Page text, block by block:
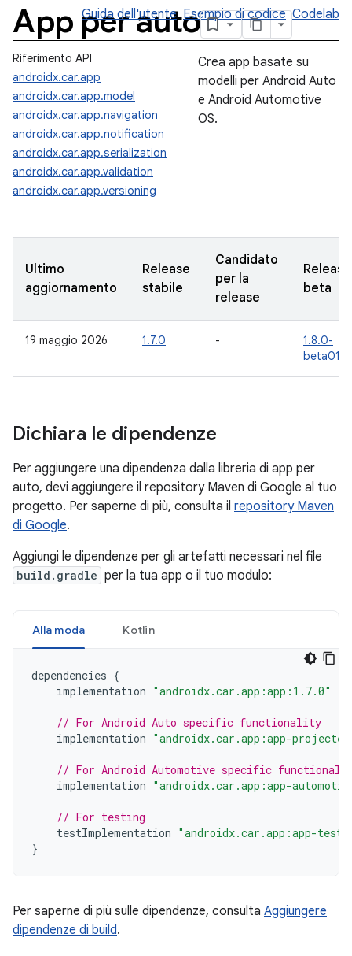
App per auto
Guida dell'utente Esempio di codice Codelab
Riferimento API
androidx.car.app
androidx.car.app.model
androidx.car.app.navigation
androidx.car.app.notification
androidx.car.app.serialization
androidx.car.app.validation
androidx.car.app.versioning
Crea app basate su
modelli per Android Auto
e Android Automotive
OS.
Ultimo
aggiornamento
Release
stabile
Candidato
per la
release
Release
beta
19 maggio 2026 1.7.0 -
1.8.0-
beta01
Dichiara le dipendenze
Per aggiungere una dipendenza dalla libreria di app per
auto, devi aggiungere il repository Maven di Google al tuo
progetto. Per saperne di più, consulta il repository Maven
di Google.
Aggiungi le dipendenze per gli artefatti necessari nel file
build.gradle per la tua app o il tuo modulo:
Alla moda Kotlin
dependencies {
implementation "androidx.car.app:app:1.7.0"
// For Android Auto specific functionality
implementation "androidx.car.app:app-
// For Android Automotive specific
implementation "androidx.car.app:app-
// For testing
testImplementation "androidx.car.app:app-
}
Per saperne di più sulle dipendenze, consulta Aggiungere
dipendenze di build.